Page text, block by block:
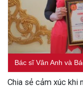
Bác sĩ Vân Anh và
Chia sẻ cảm xúc khi